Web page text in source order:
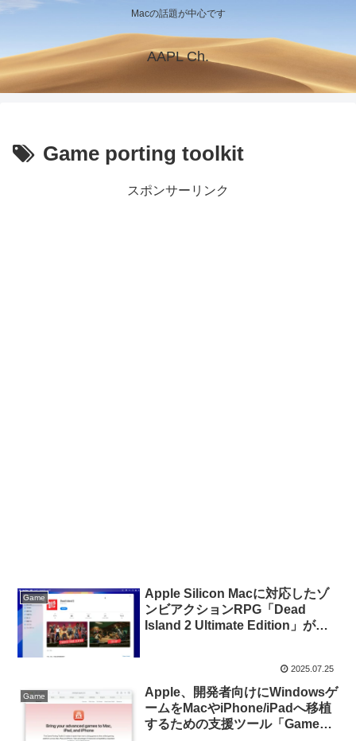
Macの話題が中心です
AAPL Ch.
Game porting toolkit
スポンサーリンク
Game
Apple Silicon Macに対応したゾ
ンビアクションRPG「Dead
Island 2 Ultimate Edition」が
2025.07.25
Game
Apple、開発者向けにWindowsゲ
ームをMacやiPhone/iPadへ移植
するための支援ツール「Game